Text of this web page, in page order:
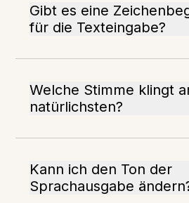
Gibt es eine
für die Texteingabe?
Welche Stimme klingt
natürlichsten?
Kann ich den Ton der
Sprachausgabe